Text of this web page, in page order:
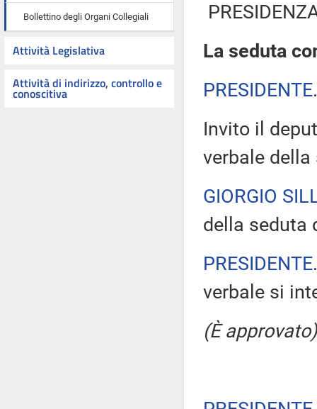
Bollettino degli Organi Collegiali
Attività Legislativa
Attività di indirizzo, controllo e
conoscitiva
La seduta
PRESIDENTE
Invito il
verbale della
GIORGIO
della seduta
PRESIDENTE
verbale si
(È approvato)